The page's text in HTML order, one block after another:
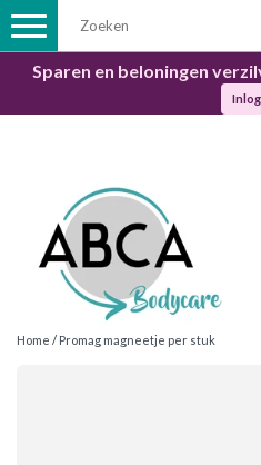
Sparen en beloningen
Toggle
navigation
Home / Promag magneetje per stuk